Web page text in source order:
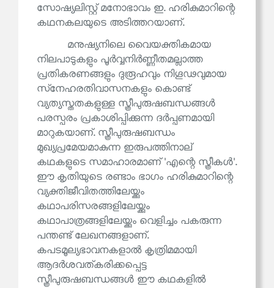
സോഷ്യലിസ്റ്റ് മനോഭാവം ഇ. ഹരികുമാറിന്റെ
കഥനകലയുടെ അടിത്തറയാണ്.
മനുഷ്യനിലെ വൈയക്തികമായ
നിലപാടുകളും പൂർവ്വനിർണ്ണീതമല്ലാത്ത
പ്രതികരണങ്ങളും ദുരൂഹവും നിഗൂഢവുമായ
സ്‌നേഹരതിവാസനകളും കൊണ്ട്
വ്യത്യസ്തതകളുള്ള സ്ത്രീപുരുഷബന്ധങ്ങൾ
പരസ്പരം പ്രകാശിപ്പിക്കുന്ന ദർപ്പണമായി
മാറുകയാണ്. സ്ത്രീപുരുഷബന്ധം
മുഖ്യപ്രമേയമാകുന്ന ഇരുപത്തിനാല്
കഥകളുടെ സമാഹാരമാണ് 'എന്റെ സ്ത്രീകൾ'.
ഈ കൃതിയുടെ രണ്ടാം ഭാഗം ഹരികുമാറിന്റെ
വ്യക്തിജീവിതത്തിലേയ്ക്കും
കഥാപരിസരങ്ങളിലേയ്ക്കും
കഥാപാത്രങ്ങളിലേയ്ക്കും വെളിച്ചം പകരുന്ന
പന്തണ്ട് ലേഖനങ്ങളാണ്.
കപടമൂല്യഭാവനകളാൽ കൃത്രിമമായി
ആദർശവത്കരിക്കപ്പെട്ട
സ്ത്രീപുരുഷബന്ധങ്ങൾ ഈ കഥകളിൽ